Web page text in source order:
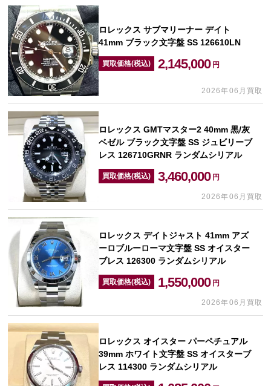
ロレックス サブマリーナー デイト
41mm ブラック文字盤 SS 126610LN
買取価格(税込) 2,145,000 円
2026年06月買取
ロレックス GMTマスター2 40mm 黒/灰
ベゼル ブラック文字盤 SS ジュビリーブ
レス 126710GRNR ランダムシリアル
買取価格(税込) 3,460,000 円
2026年06月買取
ロレックス デイトジャスト 41mm アズ
ーロブルーローマ文字盤 SS オイスター
ブレス 126300 ランダムシリアル
買取価格(税込) 1,550,000 円
2026年06月買取
ロレックス オイスター パーペチュアル
39mm ホワイト文字盤 SS オイスターブ
レス 114300 ランダムシリアル